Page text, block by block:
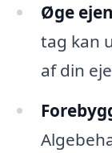
Øge
tag kan
af din